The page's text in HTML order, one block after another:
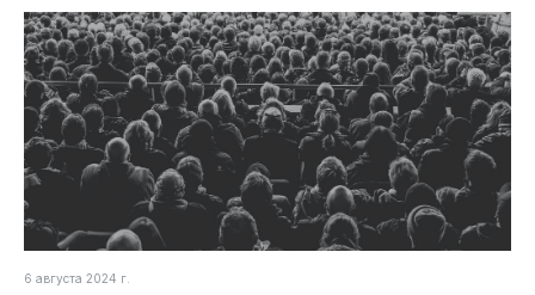
6 августа 2024 г.